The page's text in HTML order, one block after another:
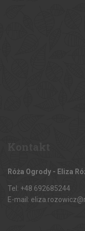
Róża Ogrody - Eliza
Tel: +48 692685244
E-mail: